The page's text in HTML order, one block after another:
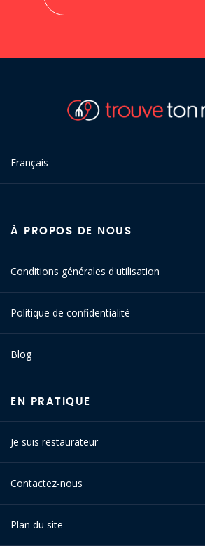
Français
À PROPOS DE NOUS
Conditions générales d'utilisation
Politique de confidentialité
Blog
EN PRATIQUE
Je suis restaurateur
Contactez-nous
Plan du site